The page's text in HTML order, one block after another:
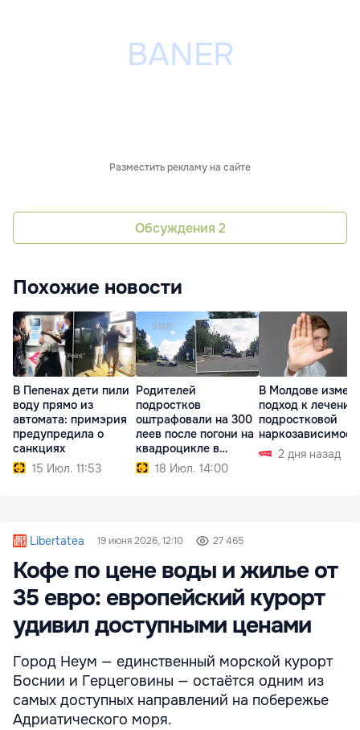
Разместить рекламу на сайте
Обсуждения 2
Похожие новости
В Пепенах дети пили
воду прямо из
автомата: примэрия
предупредила о
санкциях
15 Июл. 11:53
Родителей
подростков
оштрафовали на 300
леев после погони на
квадроцикле в
Сороках
18 Июл. 14:00
В Молдове
подход к лечению
подростковой
2 дня назад
Libertatea 19 июня 2026, 12:10 27 465
Кофе по цене воды и жилье от
35 евро: европейский курорт
удивил доступными ценами
Город Неум — единственный морской курорт
Боснии и Герцеговины — остаётся одним из
самых доступных направлений на побережье
Адриатического моря.